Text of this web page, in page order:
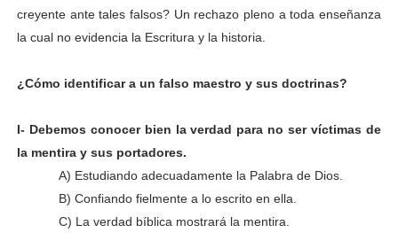
creyente ante tales falsos? Un rechazo pleno a toda enseñanza
la cual no evidencia la Escritura y la historia.
¿Cómo identificar a un falso maestro y sus doctrinas?
I- Debemos conocer bien la verdad para no ser víctimas de
la mentira y sus portadores.
A) Estudiando adecuadamente la Palabra de Dios.
B) Confiando fielmente a lo escrito en ella.
C) La verdad bíblica mostrará la mentira.